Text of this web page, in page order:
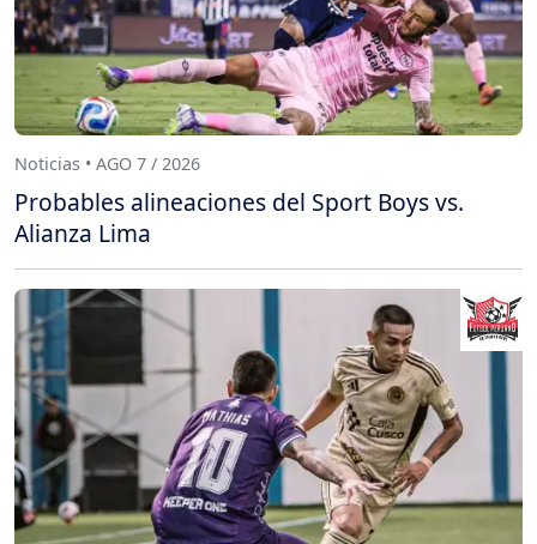
Noticias • AGO 7 / 2026
Probables alineaciones del Sport Boys vs.
Alianza Lima